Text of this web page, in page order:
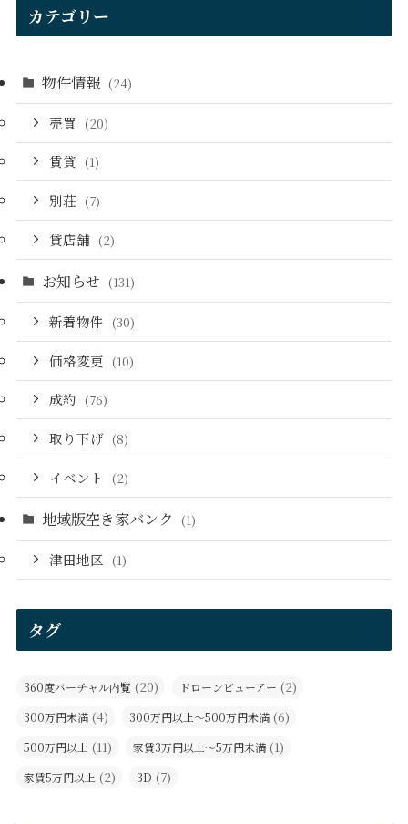
カテゴリー
物件情報 (24)
売買 (20)
賃貸 (1)
別荘 (7)
貸店舗 (2)
お知らせ (131)
新着物件 (30)
価格変更 (10)
成約 (76)
取り下げ (8)
イベント (2)
地域版空き家バンク (1)
津田地区 (1)
タグ
360度バーチャル内覧 (20) ドローンビューアー (2)
300万円未満 (4) 300万円以上～500万円未満 (6)
500万円以上 (11) 家賃3万円以上～5万円未満 (1)
家賃5万円以上 (2) 3D (7)